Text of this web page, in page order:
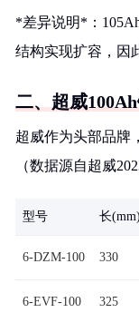
*差异说明*：
结构实现扩容，因
二、超威
超威作为头部品牌
（数据源自超威
型号 长(mm)
6-DZM-100 330
6-EVF-100 325